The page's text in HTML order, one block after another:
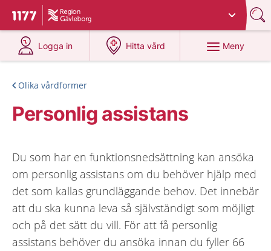
Till startsidan för 1177
Du har valt region
Logga in
på 1177.se
Hitta vård
på 1177.se
Meny
Olika vårdformer
Personlig assistans
Du som har en funktionsnedsättning kan ansöka
om personlig assistans om du behöver hjälp med
det som kallas grundläggande behov. Det innebär
att du ska kunna leva så självständigt som möjligt
och på det sätt du vill. För att få personlig
assistans behöver du ansöka innan du fyller 66